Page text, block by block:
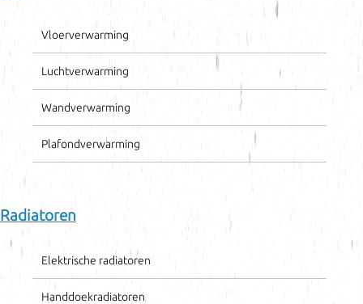
Vloerverwarming
Luchtverwarming
Wandverwarming
Plafondverwarming
Radiatoren
Elektrische radiatoren
Handdoekradiatoren